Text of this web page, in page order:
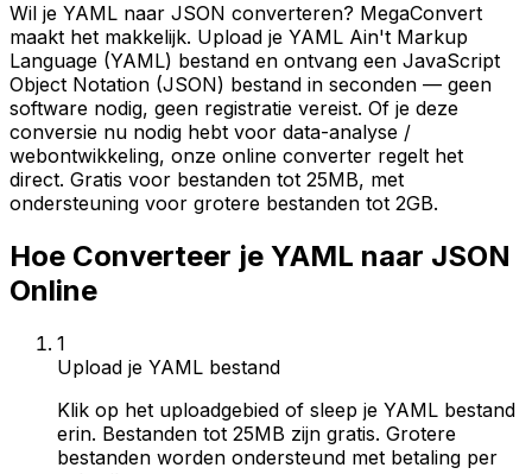
Wil je YAML naar JSON converteren? MegaConvert
maakt het makkelijk. Upload je YAML Ain't Markup
Language (YAML) bestand en ontvang een JavaScript
Object Notation (JSON) bestand in seconden — geen
software nodig, geen registratie vereist. Of je deze
conversie nu nodig hebt voor data-analyse /
webontwikkeling, onze online converter regelt het
direct. Gratis voor bestanden tot 25MB, met
ondersteuning voor grotere bestanden tot 2GB.
Hoe Converteer je YAML naar JSON
Online
1
Upload je YAML bestand
Klik op het uploadgebied of sleep je YAML bestand
erin. Bestanden tot 25MB zijn gratis. Grotere
bestanden worden ondersteund met betaling per